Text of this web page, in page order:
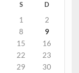
S D
1
2
8
9
15
16
22
23
29
30